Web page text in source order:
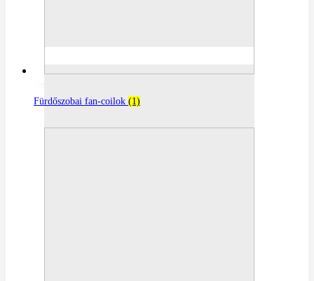
Fürdőszobai fan-coilok (1)